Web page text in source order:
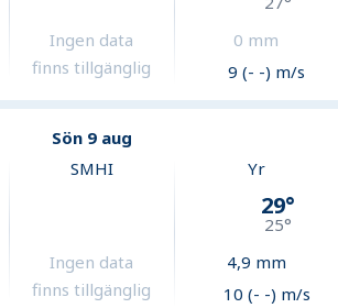
Ingen data
finns tillgänglig
0 mm
9 (- -) m/s
Sön 9 aug
SMHI
Ingen data
finns tillgänglig
Yr
29°
25°
4,9 mm
10 (- -) m/s